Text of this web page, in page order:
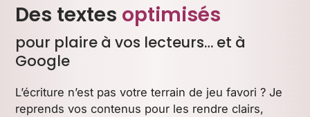
Des textes optimisés
pour plaire à vos lecteurs… et à
Google
L’écriture n’est pas votre terrain de jeu favori ? Je
reprends vos contenus pour les rendre clairs,